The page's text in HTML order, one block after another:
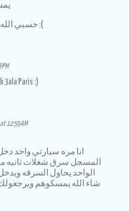
حسبي الله ونعم الوكيل بهيك عالم :(
3ala Paris :)
12:59 AM
انا مره سيارتي واحد
المسجل سرق شغلات ثانيه
الواحد يحاول السرقه
شاء الله يمسكوهم